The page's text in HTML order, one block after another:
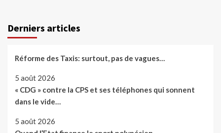
Derniers articles
Réforme des Taxis: surtout, pas de vagues…
5 août 2026
« CDG » contre la CPS et ses téléphones qui sonnent
dans le vide…
5 août 2026